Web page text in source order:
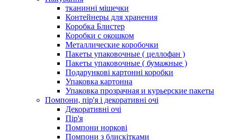
тканинні мішечки
Контейнеры для хранения
Коробка Блистер
Коробки с окошком
Металлические коробочки
Пакеты упаковочные ( целлофан )
Пакеты упаковочные ( бумажные )
Подарункові картонні коробки
Упаковка картонна
Упаковка прозрачная и курьерские пакеты
Помпони, пір'я і декоративні очі
Декоративні очі
Пір'я
Помпони норкові
Помпони з блискітками